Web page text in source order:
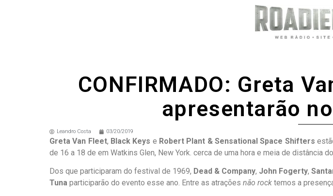
CONFIRMADO: Greta
apresentarão
Leandro Costa 03/20/2019
Greta Van Fleet, Black Keys e Robert Plant & Sensational Space Shifters
de 16 a 18 de em Watkins Glen, New York. cerca de uma hora e meia de distância
Dos que participaram do festival de 1969, Dead & Company, John Fogerty,
Tuna participarão do evento esse ano. Entre as atrações não rock temos a